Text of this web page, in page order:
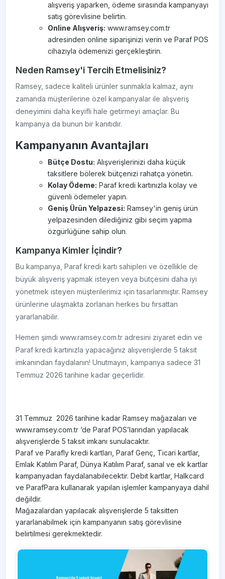
alışveriş yaparken, ödeme sırasında kampanyayı
satış görevlisine belirtin.
Online Alışveriş: www.ramsey.com.tr
adresinden online siparişinizi verin ve Paraf POS
cihazıyla ödemenizi gerçekleştirin.
Neden Ramsey'i Tercih Etmelisiniz?
Ramsey, sadece kaliteli ürünler sunmakla kalmaz, aynı
zamanda müşterilerine özel kampanyalar ile alışveriş
deneyimini daha keyifli hale getirmeyi amaçlar. Bu
kampanya da bunun bir kanıtıdır.
Kampanyanın Avantajları
Bütçe Dostu: Alışverişlerinizi daha küçük
taksitlere bölerek bütçenizi rahatça yönetin.
Kolay Ödeme: Paraf kredi kartınızla kolay ve
güvenli ödemeler yapın.
Geniş Ürün Yelpazesi: Ramsey'in geniş ürün
yelpazesinden dilediğiniz gibi seçim yapma
özgürlüğüne sahip olun.
Kampanya Kimler İçindir?
Bu kampanya, Paraf kredi kartı sahipleri ve özellikle de
büyük alışveriş yapmak isteyen veya bütçesini daha iyi
yönetmek isteyen müşterilerimiz için tasarlanmıştır. Ramsey
ürünlerine ulaşmakta zorlanan herkes bu fırsattan
yararlanabilir.
Hemen şimdi www.ramsey.com.tr adresini ziyaret edin ve
Paraf kredi kartınızla yapacağınız alışverişlerde 5 taksit
imkanından faydalanın! Unutmayın, kampanya sadece 31
Temmuz 2026 tarihine kadar geçerlidir.
31 Temmuz 2026 tarihine kadar Ramsey mağazaları ve
www.ramsey.com.tr ’de Paraf POS’larından yapılacak
alışverişlerde 5 taksit imkanı sunulacaktır.
Paraf ve Parafly kredi kartları, Paraf Genç, Ticari kartlar,
Emlak Katılım Paraf, Dünya Katılım Paraf, sanal ve ek kartlar
kampanyadan faydalanabilecektir. Debit kartlar, Halkcard
ve ParafPara kullanarak yapılan işlemler kampanyaya dahil
değildir.
Mağazalardan yapılacak alışverişlerde 5 taksitten
yararlanabilmek için kampanyanın satış görevlisine
belirtilmesi gerekmektedir.